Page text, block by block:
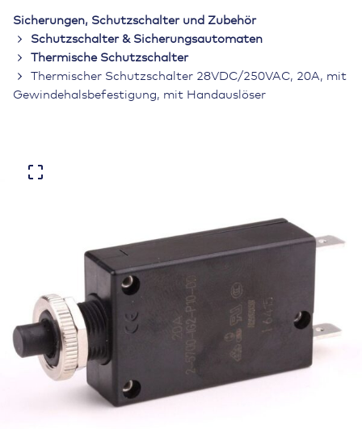
Sicherungen, Schutzschalter und Zubehör
Schutzschalter & Sicherungsautomaten
Thermische Schutzschalter
Thermischer Schutzschalter 28VDC/250VAC, 20A, mit
Gewindehalsbefestigung, mit Handauslöser